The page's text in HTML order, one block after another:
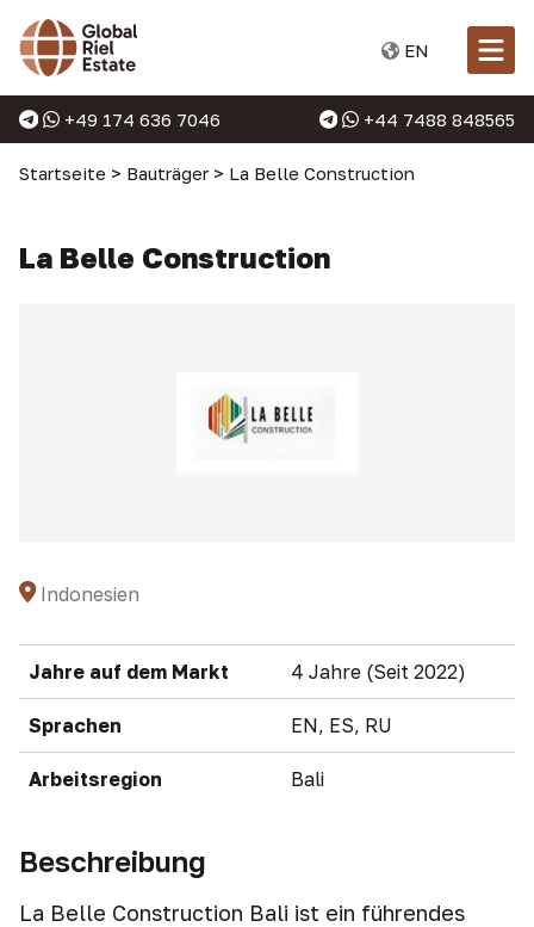
EN
+49 174 636 7046 +44 7488 848565
Startseite > Bauträger > La Belle Construction
La Belle Construction
Indonesien
Jahre auf dem Markt 4 Jahre (Seit 2022)
Sprachen EN, ES, RU
Arbeitsregion Bali
Beschreibung
La Belle Construction Bali ist ein führendes